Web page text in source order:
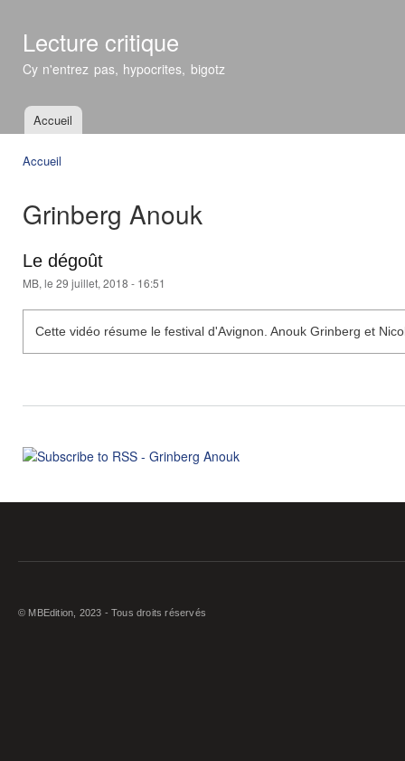
Lecture critique
Cy n'entrez pas, hypocrites, bigotz
Menu principal
Accueil
Accueil
Grinberg Anouk
Le dégoût
MB, le 29 juillet, 2018 - 16:51
Cette vidéo résume le festival d'Avignon. Anouk Grinberg et
© MBEdition, 2023 - Tous droits réservés